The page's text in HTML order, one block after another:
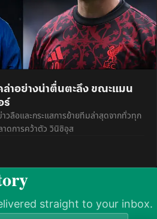
ล่าอย่างน่าตื่นตะลึง ขณะแมน
ร์
ลือและกระแสการย้ายทีมล่าสุดจากทั่วทุก
ดการคว้าตัว วินิซิอุส
straight to your inbox.